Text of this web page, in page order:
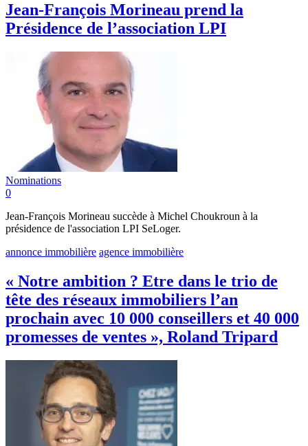
Jean-François Morineau prend la
Présidence de l’association LPI
Nominations
0
Jean-François Morineau succède à Michel Choukroun à la
présidence de l'association LPI SeLoger.
annonce immobilière agence immobilière
« Notre ambition ? Etre dans le trio de
tête des réseaux immobiliers l’an
prochain avec 10 000 conseillers et 40 000
promesses de ventes », Roland Tripard